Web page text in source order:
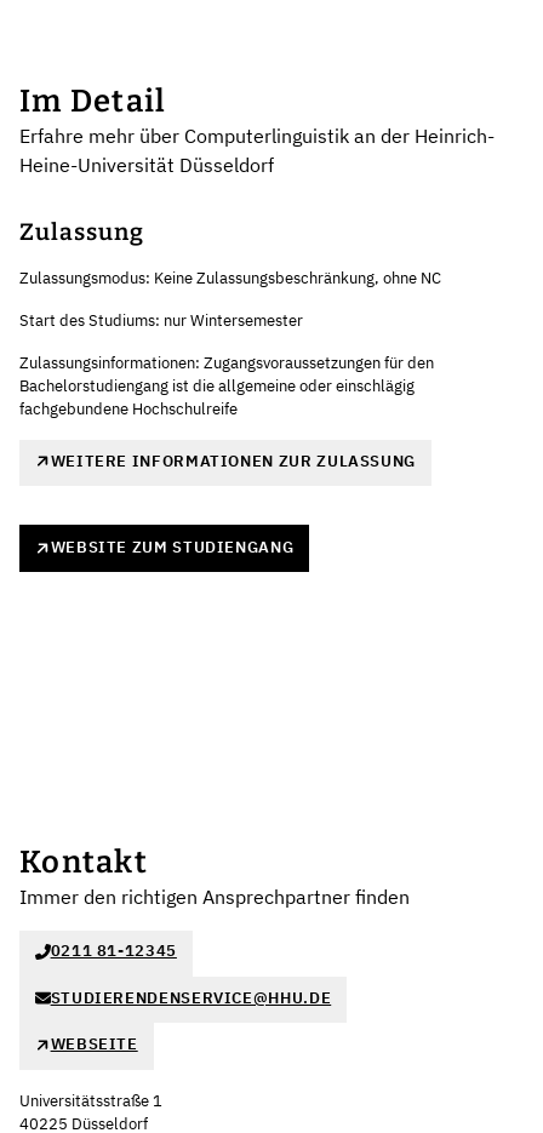
Im Detail
Erfahre mehr über Computerlinguistik an der Heinrich-
Heine-Universität Düsseldorf
Zulassung
Zulassungsmodus: Keine Zulassungsbeschränkung, ohne NC
Start des Studiums: nur Wintersemester
Zulassungsinformationen: Zugangsvoraussetzungen für den
Bachelorstudiengang ist die allgemeine oder einschlägig
fachgebundene Hochschulreife
WEITERE INFORMATIONEN ZUR ZULASSUNG
WEBSITE ZUM STUDIENGANG
Kontakt
Immer den richtigen Ansprechpartner finden
0211 81-12345
STUDIERENDENSERVICE@HHU.DE
WEBSEITE
Universitätsstraße 1
40225 Düsseldorf